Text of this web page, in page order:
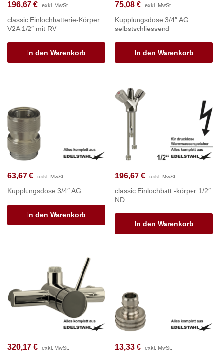
196,67 € exkl. MwSt.
classic Einlochbatterie-Körper
V2A 1/2″ mit RV
In den Warenkorb
75,08 € exkl. MwSt.
Kupplungsdose 3/4″ AG
selbstschliessend
In den Warenkorb
63,67 € exkl. MwSt.
Kupplungsdose 3/4″ AG
In den Warenkorb
196,67 € exkl. MwSt.
classic Einlochbatt.-körper 1/2″
ND
In den Warenkorb
320,17 € exkl. MwSt. 13,33 € exkl. MwSt.